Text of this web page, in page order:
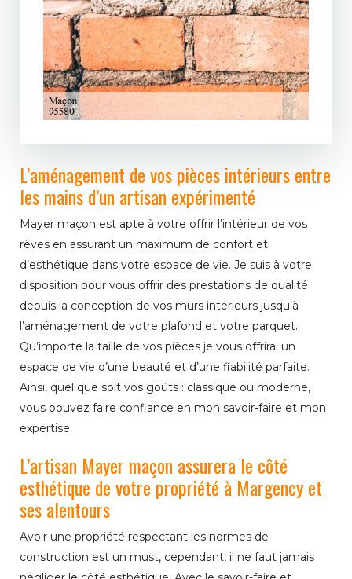
L’aménagement de vos pièces intérieurs entre
les mains d’un artisan expérimenté
Mayer maçon est apte à votre offrir l’intérieur de vos
rêves en assurant un maximum de confort et
d’esthétique dans votre espace de vie. Je suis à votre
disposition pour vous offrir des prestations de qualité
depuis la conception de vos murs intérieurs jusqu’à
l’aménagement de votre plafond et votre parquet.
Qu’importe la taille de vos pièces je vous offrirai un
espace de vie d’une beauté et d’une fiabilité parfaite.
Ainsi, quel que soit vos goûts : classique ou moderne,
vous pouvez faire confiance en mon savoir-faire et mon
expertise.
L’artisan Mayer maçon assurera le côté
esthétique de votre propriété à Margency et
ses alentours
Avoir une propriété respectant les normes de
construction est un must, cependant, il ne faut jamais